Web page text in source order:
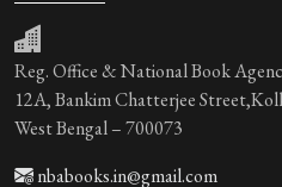
Reg. Office & National Book
12A, Bankim Chatterjee
West Bengal – 700073
nbabooks.in@gmail.com